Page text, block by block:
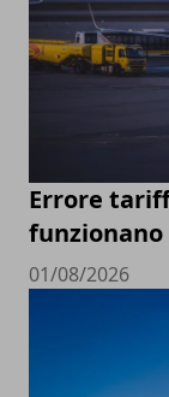
Errore
funzionano
01/08/2026